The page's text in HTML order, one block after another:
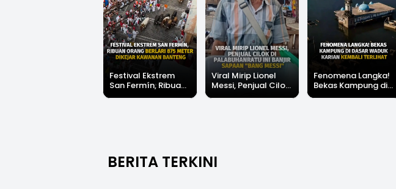
Festival Ekstrem
San Fermín, Ribuan
Orang Berlari 875
Viral Mirip Lionel
Messi, Penjual Cilok
di Palabuhanratu Ini
Fenomena Langka!
Bekas Kampung di
Dasar Waduk Karian
BERITA TERKINI